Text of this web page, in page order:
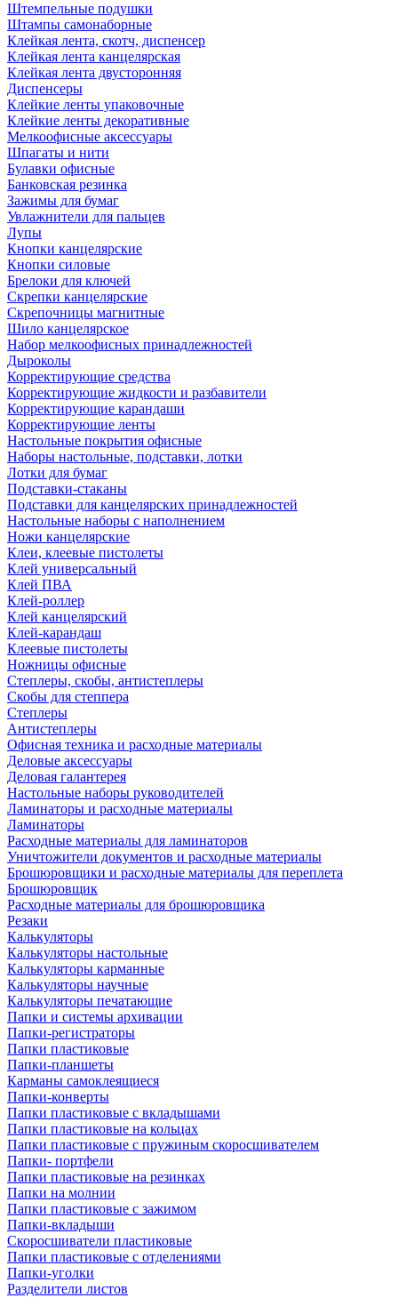
Штемпельные подушки
Штампы самонаборные
Клейкая лента, скотч, диспенсер
Клейкая лента канцелярская
Клейкая лента двусторонняя
Диспенсеры
Клейкие ленты упаковочные
Клейкие ленты декоративные
Мелкоофисные аксессуары
Шпагаты и нити
Булавки офисные
Банковская резинка
Зажимы для бумаг
Увлажнители для пальцев
Лупы
Кнопки канцелярские
Кнопки силовые
Брелоки для ключей
Скрепки канцелярские
Скрепочницы магнитные
Шило канцелярское
Набор мелкоофисных принадлежностей
Дыроколы
Корректирующие средства
Корректирующие жидкости и разбавители
Корректирующие карандаши
Корректирующие ленты
Настольные покрытия офисные
Наборы настольные, подставки, лотки
Лотки для бумаг
Подставки-стаканы
Подставки для канцелярских принадлежностей
Настольные наборы с наполнением
Ножи канцелярские
Клеи, клеевые пистолеты
Клей универсальный
Клей ПВА
Клей-роллер
Клей канцелярский
Клей-карандаш
Клеевые пистолеты
Ножницы офисные
Степлеры, скобы, антистеплеры
Скобы для степпера
Степлеры
Антистеплеры
Офисная техника и расходные материалы
Деловые аксессуары
Деловая галантерея
Настольные наборы руководителей
Ламинаторы и расходные материалы
Ламинаторы
Расходные материалы для ламинаторов
Уничтожители документов и расходные материалы
Брошюровщики и расходные материалы для переплета
Брошюровщик
Расходные материалы для брошюровщика
Резаки
Калькуляторы
Калькуляторы настольные
Калькуляторы карманные
Калькуляторы научные
Калькуляторы печатающие
Папки и системы архивации
Папки-регистраторы
Папки пластиковые
Папки-планшеты
Карманы самоклеящиеся
Папки-конверты
Папки пластиковые с вкладышами
Папки пластиковые на кольцах
Папки пластиковые с пружиным скоросшивателем
Папки- портфели
Папки пластиковые на резинках
Папки на молнии
Папки пластиковые с зажимом
Папки-вкладыши
Скоросшиватели пластиковые
Папки пластиковые с отделениями
Папки-уголки
Разделители листов